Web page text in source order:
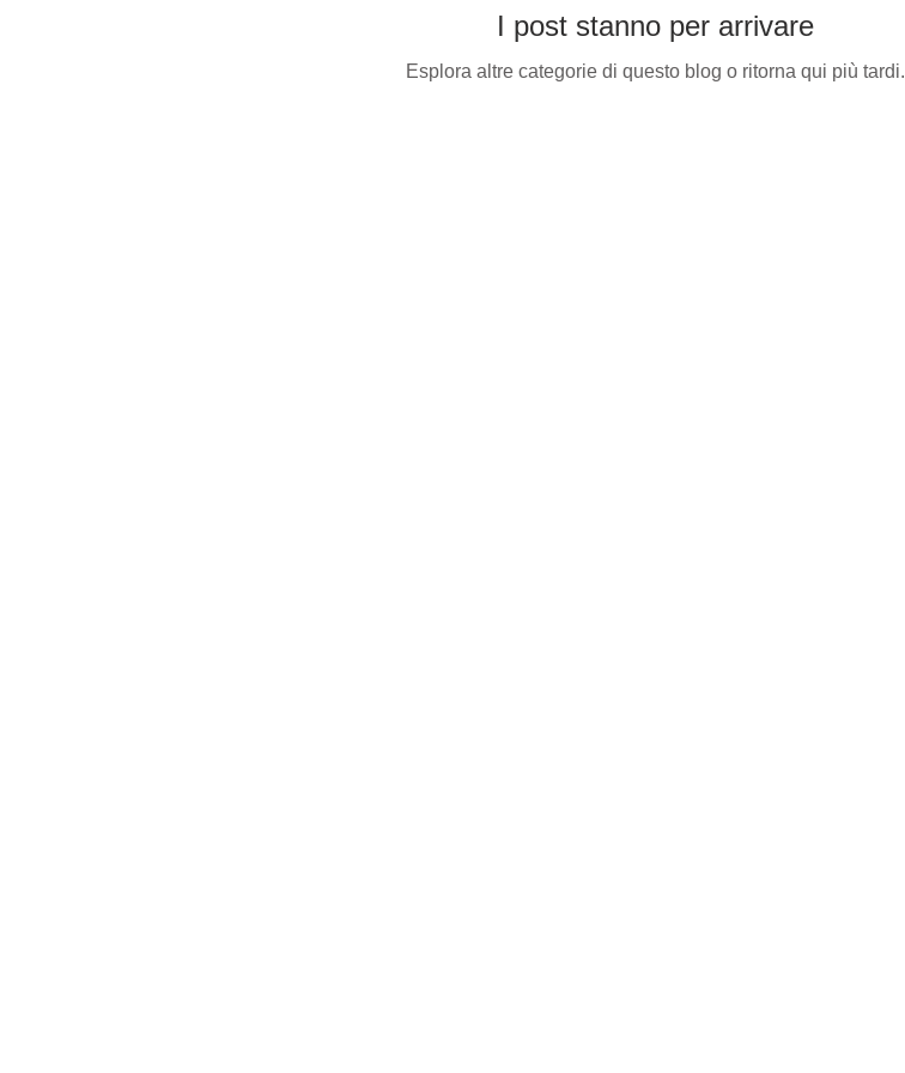
I post stanno per arrivare
Esplora altre categorie di questo blog o ritorna qui più tardi.